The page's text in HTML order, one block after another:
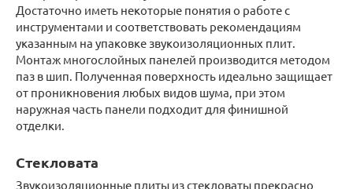
Достаточно иметь некоторые понятия о работе с
инструментами и соответствовать рекомендациям
указанным на упаковке звукоизоляционных плит.
Монтаж многослойных панелей производится методом
паз в шип. Полученная поверхность идеально защищает
от проникновения любых видов шума, при этом
наружная часть панели подходит для финишной
отделки.
Стекловата
Звукоизоляционные плиты из стекловаты прекрасно